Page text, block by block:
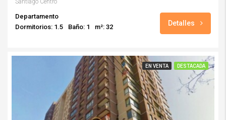
Santiago Centro
Departamento
Dormitorios: 1.5
Baño: 1 m²: 32 Detalles
EN VENTA DESTACADA